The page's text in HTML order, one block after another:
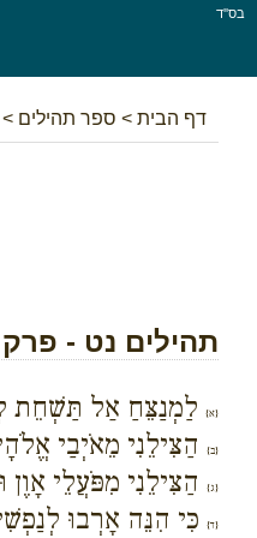
בס''ד
דף הבית > ספר תהילים >
תהילים נט -
{א} לַמְנַצֵּחַ אַל תַּשְׁחֵת
{ב} הַצִּילֵנִי מֵאֹיְבַי
{ג} הַצִּילֵנִי מִפֹּעֲלֵי אָוֶן
{ד} כִּי הִנֵּה אָרְבוּ